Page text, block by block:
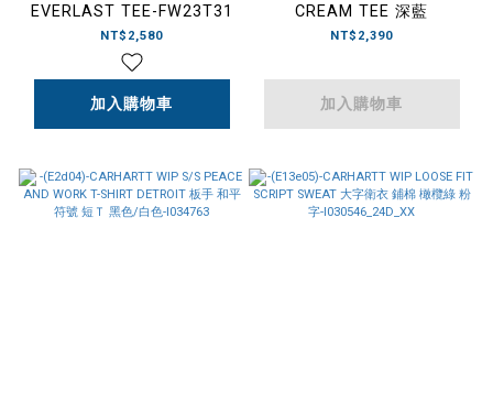
EVERLAST TEE-FW23T31
NT$2,580
加入購物車
CREAM TEE 深藍
NT$2,390
加入購物車